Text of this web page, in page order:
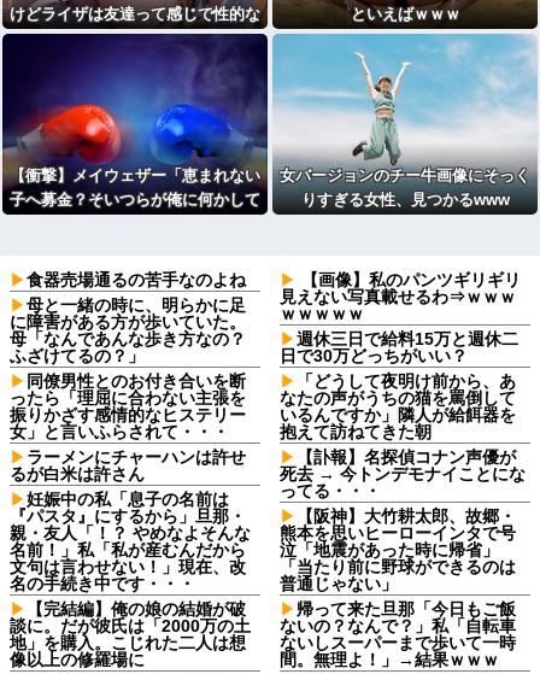
けどライザは友達って感じで性的な
目では見れないｗ」←これｗ
といえばｗｗｗ
【衝撃】メイウェザー「恵まれない
子へ募金？そいつらが俺に何かして
女バージョンのチー牛画像にそっく
りすぎる女性、見つかるwww
食器売場通るの苦手なのよね
母と一緒の時に、明らかに足
に障害がある方が歩いていた。
母「なんであんな歩き方なの？
ふざけてるの？」
同僚男性とのお付き合いを断
ったら「理屈に合わない主張を
振りかざす感情的なヒステリー
女」と言いふらされて・・・
ラーメンにチャーハンは許せ
るが白米は許さん
妊娠中の私「息子の名前は
『パスタ』にするから」旦那・
親・友人「！？ やめなよそんな
名前！」私「私が産むんだから
文句は言わせない！」現在、改
名の手続き中です・・・
【完結編】俺の娘の結婚が破
談に。だが彼氏は「2000万の土
地」を購入。こじれた二人は想
像以上の修羅場に
【画像】私のパンツギリギリ
見えない写真載せるわ⇒ｗｗｗ
ｗｗｗｗｗ
週休三日で給料15万と週休二
日で30万どっちがいい？
「どうして夜明け前から、あ
なたの声がうちの猫を罵倒して
いるんですか」隣人が給餌器を
抱えて訪ねてきた朝
【訃報】名探偵コナン声優が
死去 → 今トンデモナイことにな
ってる・・・
【阪神】大竹耕太郎、故郷・
熊本を思いヒーローインタで号
泣「地震があった時に帰省」
「当たり前に野球ができるのは
普通じゃない」
帰って来た旦那「今日もご飯
ないの？なんで？」私「自転車
ないしスーパーまで歩いて一時
間。無理よ！」→結果ｗｗｗ